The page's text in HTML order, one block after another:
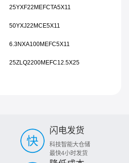
25YXF22MEFCTA5X11
50YXJ22MCE5X11
6.3NXA100MEFC5X11
25ZLQ2200MEFC12.5X25
闪电发货
科技智能大仓储
最快4小时发货